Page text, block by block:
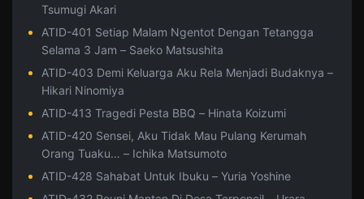
Tsumugi Akari
ATID-401 Setiap Malam Ngentot Dengan Tetangga
Selama 3 Jam – Saeko Matsushita
ATID-403 Demi Keluarga Aku Rela Menjadi Budaknya –
Hikari Ninomiya
ATID-413 Tragedi Pesta BBQ – Hinata Koizumi
ATID-420 Sensei, Aku Tidak Mau Pulang Kerumah
Orang Tuaku… – Ichika Matsumoto
ATID-428 Sahabat Untuk Ibuku – Yuria Yoshine